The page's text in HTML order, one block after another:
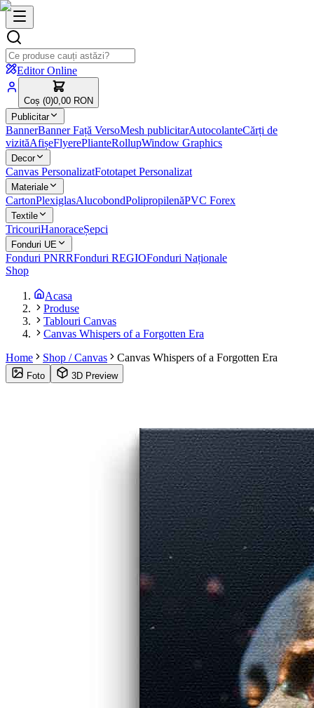
Editor Online
Coș (0)0,00 RON
Publicitar
BannerBanner Față VersoMesh publicitarAutocolanteCărți de
vizităAfișeFlyerePlianteRollupWindow Graphics
Decor
Canvas PersonalizatFototapet Personalizat
Materiale
CartonPlexiglasAlucobondPolipropilenăPVC Forex
Textile
TricouriHanoraceȘepci
Fonduri UE
Fonduri PNRRFonduri REGIOFonduri Naționale
Shop
Acasa
Produse
Tablouri Canvas
Canvas Whispers of a Forgotten Era
Home
Shop / Canvas Canvas Whispers of a Forgotten Era
Foto 3D Preview